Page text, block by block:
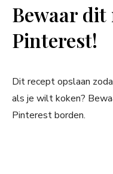
Bewaar dit
Pinterest!
Dit recept opslaan
als je wilt koken?
Pinterest borden.